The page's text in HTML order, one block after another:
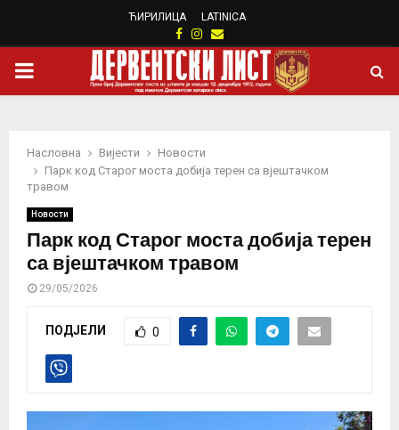
ЋИРИЛИЦА LATINICA
Facebook
Instagram
Email
PRIMARY
Насловна Вијести
Новости
Парк код Старог моста добија терен са вјештачком
травом
Новости
Парк код Старог моста добија терен
са вјештачком травом
29/05/2026
ПОДЈЕЛИ 0